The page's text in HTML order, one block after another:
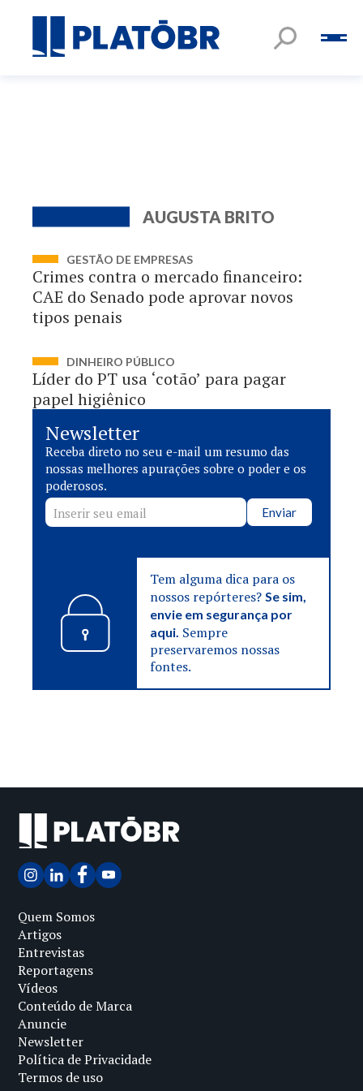
AUGUSTA BRITO
GESTÃO DE EMPRESAS
Crimes contra o mercado financeiro:
CAE do Senado pode aprovar novos
tipos penais
DINHEIRO PÚBLICO
Líder do PT usa ‘cotão’ para pagar
papel higiênico
Newsletter
Receba direto no seu e-mail um resumo das
nossas melhores apurações sobre o poder e os
poderosos.
Enviar
Tem alguma dica para os
nossos repórteres?Se sim,
envie em segurança por
aqui. Sempre
preservaremos nossas
fontes.
Quem Somos
Artigos
Entrevistas
Reportagens
Vídeos
Conteúdo de Marca
Anuncie
Newsletter
Política de Privacidade
Termos de uso